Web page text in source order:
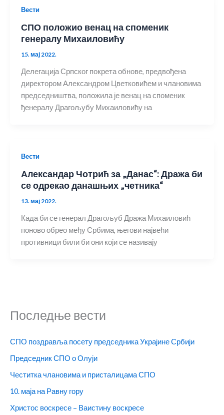
Вести
СПО положио венац на споменик
генералу Михаиловићу
15. мај 2022.
Делегација Српског покрета обнове, предвођена
директором Александром Цветковићем и члановима
председништва, положила је венац на споменик
ђенералу Драгољубу Михаиловићу на
Вести
Александар Чотрић за „Данас“: Дража би
се одрекао данашњих „четника“
13. мај 2022.
Када би се генерал Драгољуб Дража Михаиловић
поново обрео међу Србима, његови највећи
противници били би они који се називају
Последње вести
СПО поздравља посету председника Украјине Србији
Председник СПО о Олуји
Честитка члановима и присталицама СПО
10. маја на Равну гору
Христос воскресе – Ваистину воскресе